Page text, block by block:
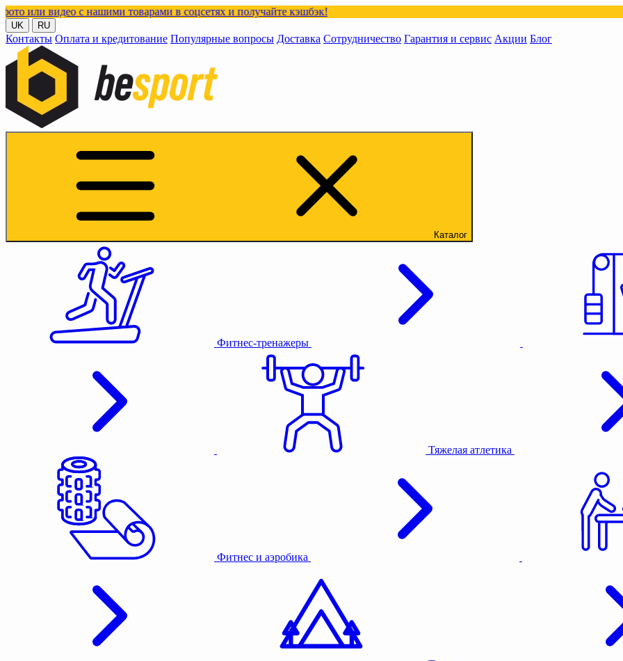
с нашими товарами в соцсетях и получайте кэшбэк!
UK RU
Контакты Оплата и кредитование Популярные вопросы Доставка Сотрудничество Гарантия и сервис Акции Блог
Каталог
Фитнес-тренажеры
Тяжелая атлетика
Фитнес и аэробика